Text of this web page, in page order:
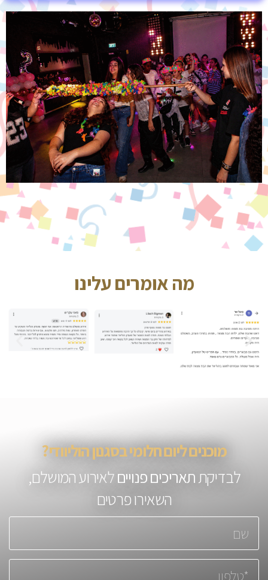
מה אומרים עלינו
מוכנים ליום חלומי בסגנון הוליוודי?
לבדיקתתאריכים פנוייםלאירוע המושלם,
השאירו פרטים